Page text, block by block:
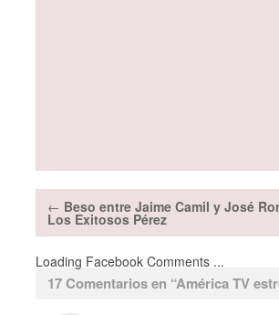
← Beso entre Jaime Camil y José
Los Exitosos Pérez
Loading Facebook Comments ...
17 Comentarios en “América TV